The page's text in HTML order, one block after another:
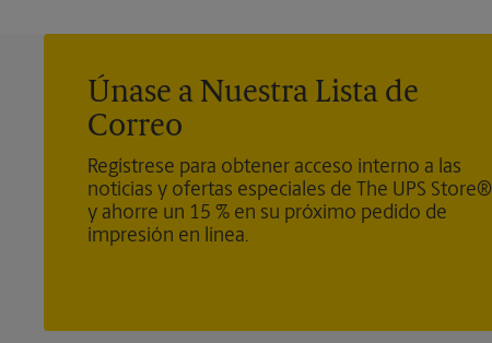
Únase a Nuestra Lista de
Correo
Regístrese para obtener acceso interno a las
noticias y ofertas especiales de The UPS Store®
y ahorre un 15 % en su próximo pedido de
impresión en línea.